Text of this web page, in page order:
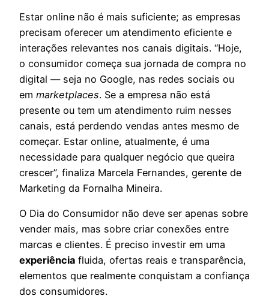
Estar online não é mais suficiente; as empresas
precisam oferecer um atendimento eficiente e
interações relevantes nos canais digitais. “Hoje,
o consumidor começa sua jornada de compra no
digital — seja no Google, nas redes sociais ou
em marketplaces. Se a empresa não está
presente ou tem um atendimento ruim nesses
canais, está perdendo vendas antes mesmo de
começar. Estar online, atualmente, é uma
necessidade para qualquer negócio que queira
crescer”, finaliza Marcela Fernandes, gerente de
Marketing da Fornalha Mineira.
O Dia do Consumidor não deve ser apenas sobre
vender mais, mas sobre criar conexões entre
marcas e clientes. É preciso investir em uma
experiência fluida, ofertas reais e transparência,
elementos que realmente conquistam a confiança
dos consumidores.